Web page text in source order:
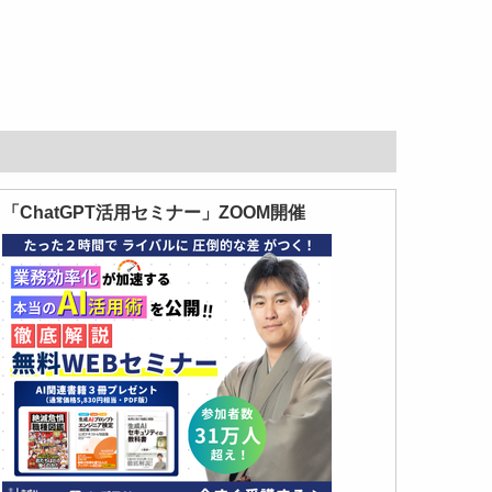
「ChatGPT活用セミナー」ZOOM開催